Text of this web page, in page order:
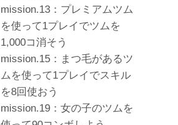
mission.13：プレミアムツム
を使って1プレイでツムを
1,000コ消そう
mission.15：まつ毛があるツ
ムを使って1プレイでスキル
を8回使おう
mission.19：女の子のツムを